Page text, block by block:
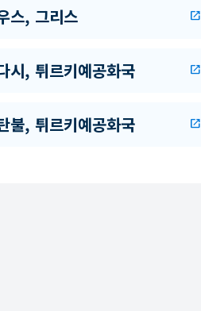
스, 그리스 open_in_new
시, 튀르키예공화국 open_in_new
불, 튀르키예공화국 open_in_new